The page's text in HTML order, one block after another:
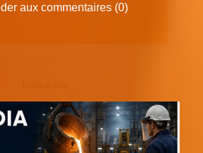
aux commentaires (0)